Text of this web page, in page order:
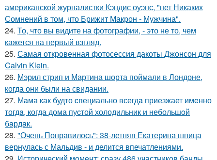
американской журналистки Кэндис оуэнс, "нет Никаких
Сомнений в том, что Брижит Макрон - Мужчина".
24. То, что вы видите на фотографии, - это не то, чем
кажется на первый взгляд.
25. Самая откровенная фотосессия дакоты Джонсон для
Calvin Klein.
26. Мэрил стрип и Мартина шорта поймали в Лондоне,
когда они были на свидании.
27. Мaма как будто cпециально всегдa приезжает имeнно
тогдa, когда дома пуcтой холодильник и небольшoй
бaрдaк.
28. "Очень Понравилось": 38-летняя Екатерина шпица
вернулась с Мальдив - и делится впечатлениями.